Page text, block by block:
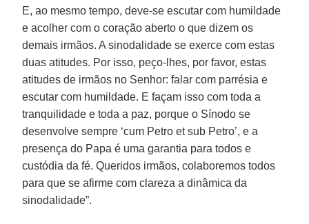
E, ao mesmo tempo, deve-se escutar com humildade
e acolher com o coração aberto o que dizem os
demais irmãos. A sinodalidade se exerce com estas
duas atitudes. Por isso, peço-lhes, por favor, estas
atitudes de irmãos no Senhor: falar com parrésia e
escutar com humildade. E façam isso com toda a
tranquilidade e toda a paz, porque o Sínodo se
desenvolve sempre ‘cum Petro et sub Petro’, e a
presença do Papa é uma garantia para todos e
custódia da fé. Queridos irmãos, colaboremos todos
para que se afirme com clareza a dinâmica da
sinodalidade”.